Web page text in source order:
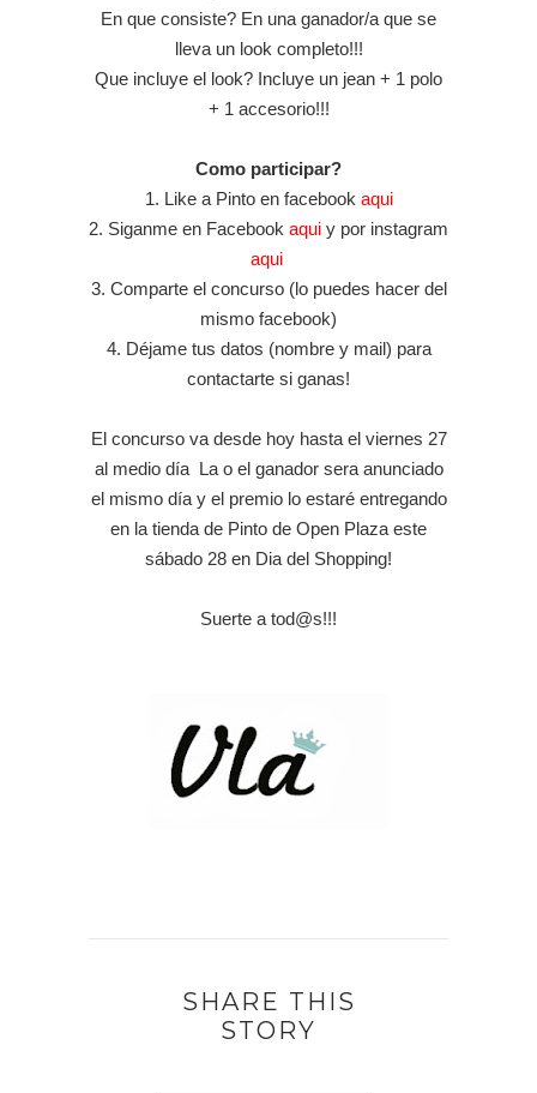
En que consiste? En una ganador/a que se
lleva un look completo!!!
Que incluye el look? Incluye un jean + 1 polo
+ 1 accesorio!!!
Como participar?
1. Like a Pinto en facebook aqui
2. Siganme en Facebook aqui y por instagram
aqui
3. Comparte el concurso (lo puedes hacer del
mismo facebook)
4. Déjame tus datos (nombre y mail) para
contactarte si ganas!
El concurso va desde hoy hasta el viernes 27
al medio día La o el ganador sera anunciado
el mismo día y el premio lo estaré entregando
en la tienda de Pinto de Open Plaza este
sábado 28 en Dia del Shopping!
Suerte a tod@s!!!
SHARE THIS
STORY